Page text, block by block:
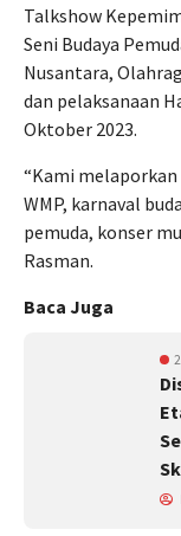
Talkshow
Seni Budaya
Nusantara,
dan pelaksanaan
Oktober 2023.
“Kami melaporkan
WMP, karnaval
pemuda, konser
Rasman.
Baca Juga